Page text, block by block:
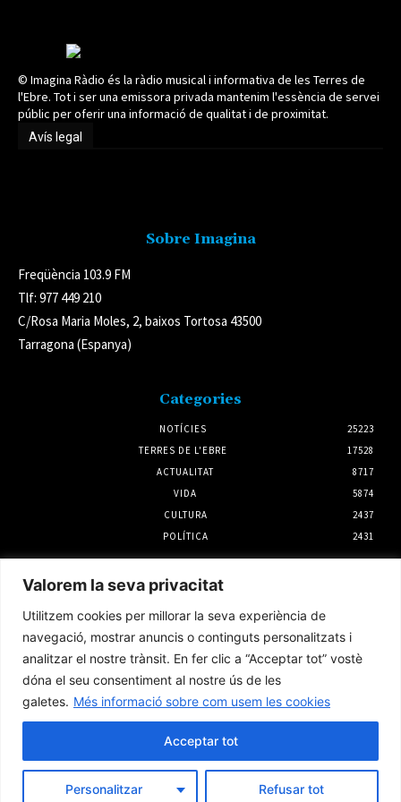
Valorem la seva privacitat
Utilitzem cookies per millorar la seva experiència de
navegació, mostrar anuncis o continguts personalitzats i
analitzar el nostre trànsit. En fer clic a “Acceptar tot” vostè
dóna el seu consentiment al nostre ús de les
galetes. Més informació sobre com usem les cookies
Personalitzar Refusar tot
Acceptar tot
© Imagina Ràdio és la ràdio musical i informativa de les Terres de
l'Ebre. Tot i ser una emissora privada mantenim l'essència de servei
públic per oferir una informació de qualitat i de proximitat.
Avís legal
Sobre Imagina
Freqüència 103.9 FM
Tlf: 977 449 210
C/Rosa Maria Moles, 2, baixos Tortosa 43500
Tarragona (Espanya)
Categories
NOTÍCIES
25223
TERRES DE L'EBRE
17528
ACTUALITAT
8717
VIDA
5874
CULTURA
2437
POLÍTICA
2431
Notícies
La CGT denuncia mancances de
climatització, vestuaris i espai a les bases de
les ambulàncies Sanir a l’Ebre
4 agost 2026
SomRuralitats invertirà 3 milions d’euros
per impulsar la repoblació i la silvopastura a
6 agost 2026